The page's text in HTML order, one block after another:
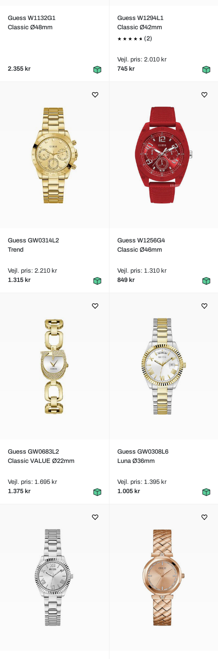
Guess W1132G1
Classic Ø48mm
2.355 kr
Guess W1294L1
Classic Ø42mm
(2)
Vejl. pris: 2.010 kr
745 kr
Guess GW0314L2
Trend
Vejl. pris: 2.210 kr
1.315 kr
Guess W1256G4
Classic Ø46mm
Vejl. pris: 1.310 kr
849 kr
Guess GW0683L2
Classic VALUE Ø22mm
Vejl. pris: 1.695 kr
1.375 kr
Guess GW0308L6
Luna Ø36mm
Vejl. pris: 1.395 kr
1.005 kr